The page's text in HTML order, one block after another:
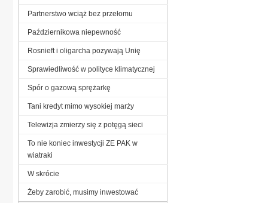
Partnerstwo wciąż bez przełomu
Październikowa niepewność
Rosnieft i oligarcha pozywają Unię
Sprawiedliwość w polityce klimatycznej
Spór o gazową sprężarkę
Tani kredyt mimo wysokiej marży
Telewizja zmierzy się z potęgą sieci
To nie koniec inwestycji ZE PAK w
wiatraki
W skrócie
Żeby zarobić, musimy inwestować